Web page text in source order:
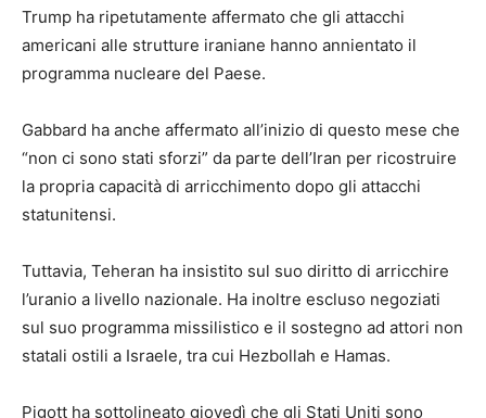
Trump ha ripetutamente affermato che gli attacchi
americani alle strutture iraniane hanno annientato il
programma nucleare del Paese.
Gabbard ha anche affermato all’inizio di questo mese che
“non ci sono stati sforzi” da parte dell’Iran per ricostruire
la propria capacità di arricchimento dopo gli attacchi
statunitensi.
Tuttavia, Teheran ha insistito sul suo diritto di arricchire
l’uranio a livello nazionale. Ha inoltre escluso negoziati
sul suo programma missilistico e il sostegno ad attori non
statali ostili a Israele, tra cui Hezbollah e Hamas.
Pigott ha sottolineato giovedì che gli Stati Uniti sono